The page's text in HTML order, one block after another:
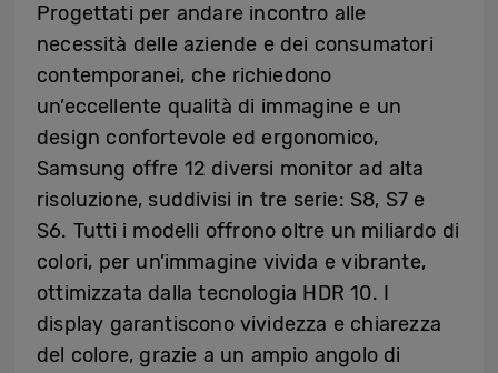
Progettati per andare incontro alle
necessità delle aziende e dei consumatori
contemporanei, che richiedono
un’eccellente qualità di immagine e un
design confortevole ed ergonomico,
Samsung offre 12 diversi monitor ad alta
risoluzione, suddivisi in tre serie: S8, S7 e
S6. Tutti i modelli offrono oltre un miliardo di
colori, per un’immagine vivida e vibrante,
ottimizzata dalla tecnologia HDR 10. I
display garantiscono vividezza e chiarezza
del colore, grazie a un ampio angolo di